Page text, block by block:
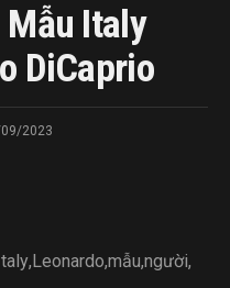
Mẫu Italy
DiCaprio
2023
,Leonardo,mẫu,người,